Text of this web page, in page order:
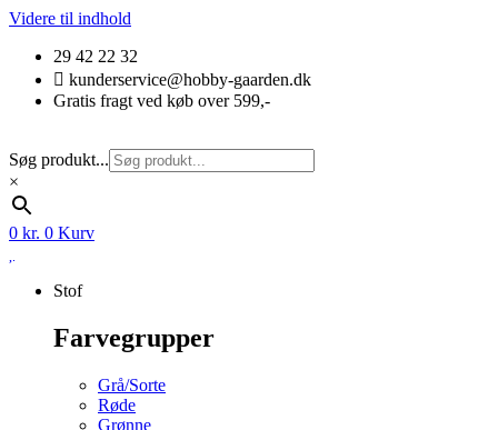
Videre til indhold
29 42 22 32
kunderservice@hobby-gaarden.dk
Gratis fragt ved køb over 599,-
Søg produkt...
×
0 kr. 0 Kurv
Stof
Farvegrupper
Grå/Sorte
Røde
Grønne